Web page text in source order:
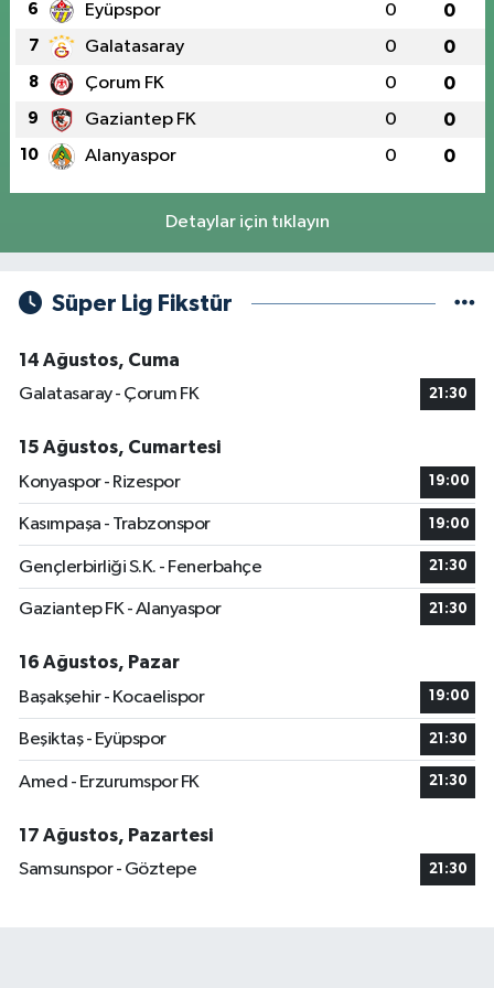
6 Eyüpspor 0 0
7 Galatasaray 0 0
8 Çorum FK 0 0
9 Gaziantep FK 0 0
10 Alanyaspor 0 0
Detaylar için tıklayın
Süper Lig Fikstür
14 Ağustos, Cuma
Galatasaray - Çorum FK
21:30
15 Ağustos, Cumartesi
Konyaspor - Rizespor
19:00
Kasımpaşa - Trabzonspor 19:00
Gençlerbirliği S.K. - Fenerbahçe 21:30
Gaziantep FK - Alanyaspor 21:30
16 Ağustos, Pazar
Başakşehir - Kocaelispor
19:00
Beşiktaş - Eyüpspor 21:30
Amed - Erzurumspor FK 21:30
17 Ağustos, Pazartesi
Samsunspor - Göztepe
21:30